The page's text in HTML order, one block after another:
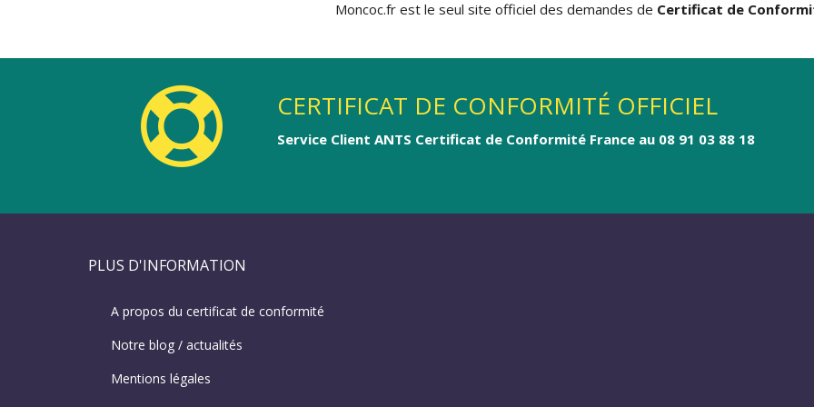
Moncoc.fr est le seul site officiel des demandes de Certificat de
CERTIFICAT DE CONFORMITÉ OFFICIEL
Service Client ANTS Certificat de Conformité France au 08 91 03 88 18
PLUS D'INFORMATION
A propos du certificat de conformité
Notre blog / actualités
Mentions légales